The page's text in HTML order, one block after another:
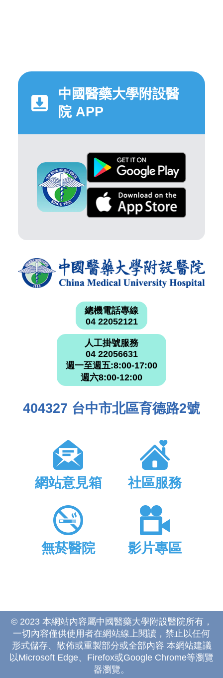
中國醫藥大學附設醫
院 APP
總機電話專線
04 22052121
人工掛號服務
04 22056631
週一至週五:8:00-17:00
週六8:00-12:00
404327 台中市北區育德路2號
網站意見箱 社區服務
無菸醫院 影片專區
© 2023 本網站內容屬中國醫藥大學附設醫院所有，
一切內容僅供使用者在網站線上閱讀，禁止以任何
形式儲存、散佈或重製部分或全部內容 本網站建議
以Microsoft Edge、Firefox或Google Chrome等瀏覽
器瀏覽。